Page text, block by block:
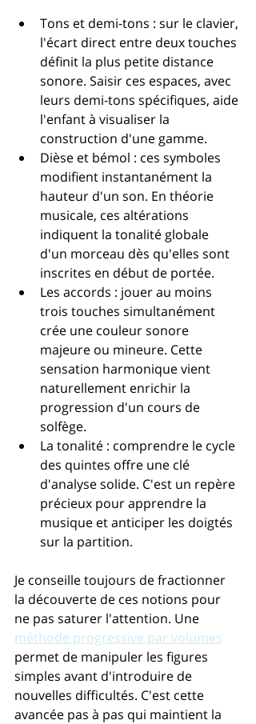
Tons et demi-tons : sur le clavier,
l'écart direct entre deux touches
définit la plus petite distance
sonore. Saisir ces espaces, avec
leurs demi-tons spécifiques, aide
l'enfant à visualiser la
construction d'une gamme.
Dièse et bémol : ces symboles
modifient instantanément la
hauteur d'un son. En théorie
musicale, ces altérations
indiquent la tonalité globale
d'un morceau dès qu'elles sont
inscrites en début de portée.
Les accords : jouer au moins
trois touches simultanément
crée une couleur sonore
majeure ou mineure. Cette
sensation harmonique vient
naturellement enrichir la
progression d'un cours de
solfège.
La tonalité : comprendre le cycle
des quintes offre une clé
d'analyse solide. C'est un repère
précieux pour apprendre la
musique et anticiper les doigtés
sur la partition.
Je conseille toujours de fractionner
la découverte de ces notions pour
ne pas saturer l'attention. Une
méthode progressive par volumes
permet de manipuler les figures
simples avant d'introduire de
nouvelles difficultés. C'est cette
avancée pas à pas qui maintient la